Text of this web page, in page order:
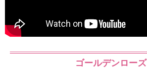
ゴールデンローズ